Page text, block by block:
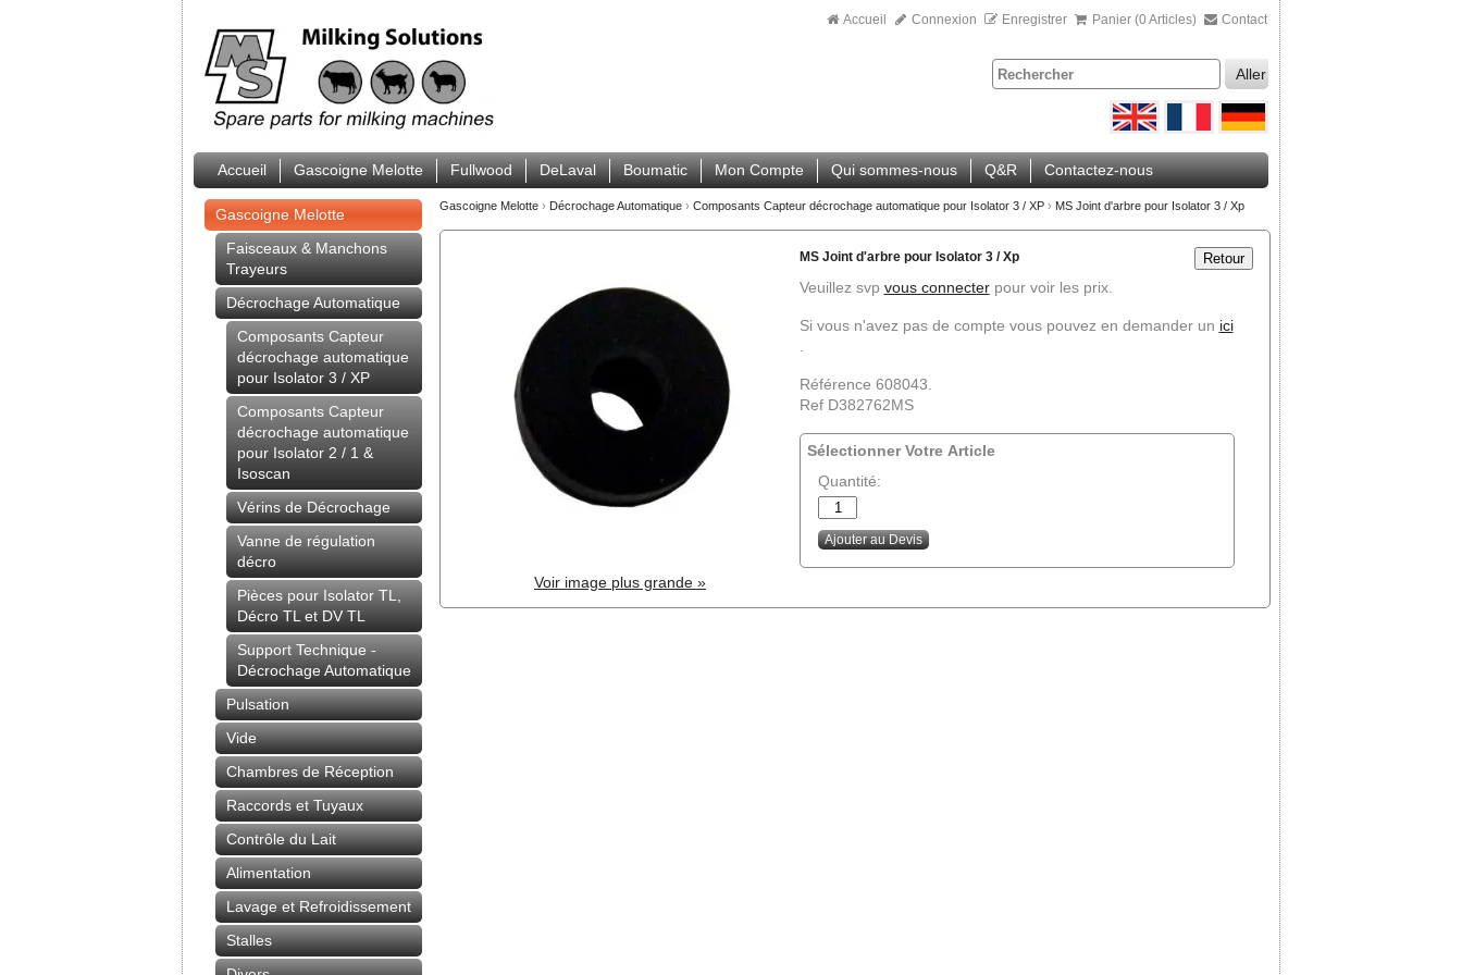
Accueil Connexion Enregistrer Panier (0 Articles) Contact
Aller
Accueil Gascoigne Melotte Fullwood DeLaval Boumatic Mon Compte Qui sommes-nous Q&R Contactez-nous
Gascoigne Melotte
Faisceaux & Manchons
Trayeurs
Décrochage Automatique
Composants Capteur
décrochage automatique
pour Isolator 3 / XP
Composants Capteur
décrochage automatique
pour Isolator 2 / 1 &
Isoscan
Vérins de Décrochage
Vanne de régulation
décro
Pièces pour Isolator TL,
Décro TL et DV TL
Support Technique -
Décrochage Automatique
Pulsation
Vide
Chambres de Réception
Raccords et Tuyaux
Contrôle du Lait
Alimentation
Lavage et Refroidissement
Stalles
Gascoigne Melotte › Décrochage Automatique › Composants Capteur décrochage automatique pour Isolator 3 / XP › MS Joint d'arbre pour Isolator 3 / Xp
Voir image plus grande »
Retour
MS Joint d'arbre pour Isolator 3 / Xp
Veuillez svp vous connecterpour voir les prix.
Si vous n'avez pas de compte vous pouvez en demander un ici
Référence 608043.
Ref D382762MS
Sélectionner Votre Article
Quantité: